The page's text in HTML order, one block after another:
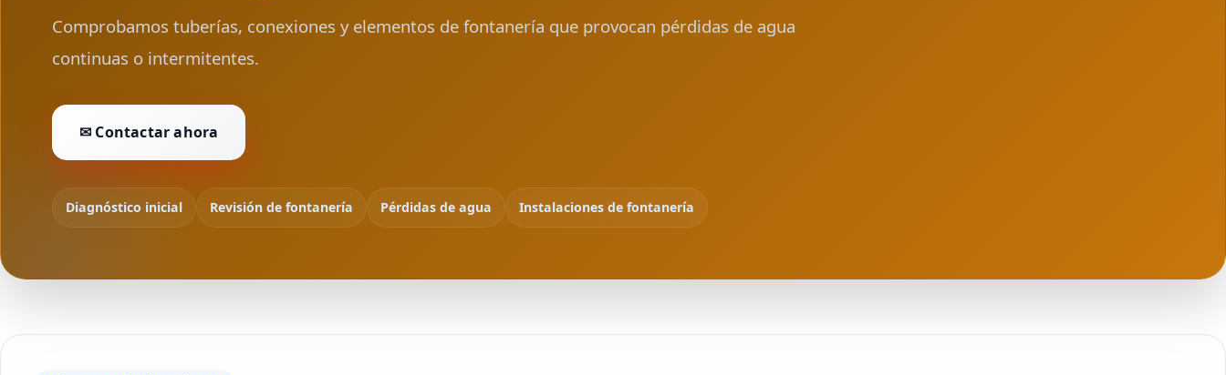
Comprobamos tuberías, conexiones y elementos de fontanería que provocan pérdidas de agua
continuas o intermitentes.
✉ Contactar ahora
Diagnóstico inicial Revisión de fontanería Pérdidas de agua Instalaciones de fontanería